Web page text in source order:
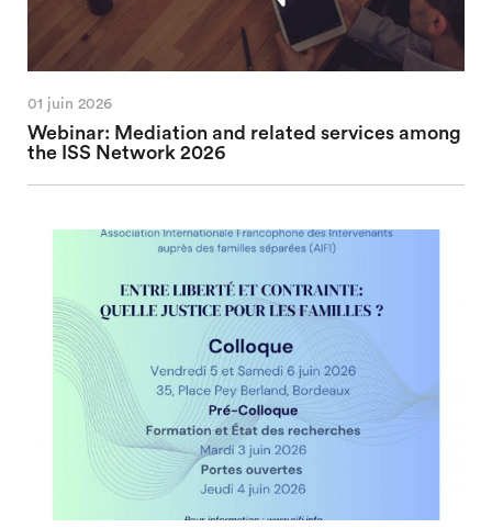
01 juin 2026
Webinar: Mediation and related services among
the ISS Network 2026